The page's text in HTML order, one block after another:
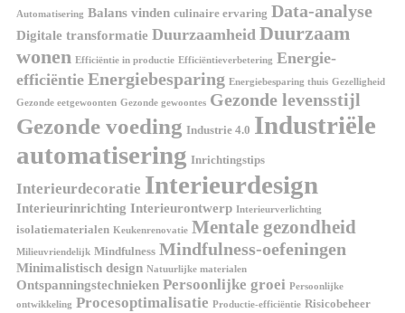
Automatisering Balans vinden culinaire ervaring Data-analyse
Digitale transformatie Duurzaamheid Duurzaam
wonen Efficiëntie in productie Efficiëntieverbetering Energie-
efficiëntie Energiebesparing Energiebesparing thuis Gezelligheid
Gezonde eetgewoonten Gezonde gewoontes Gezonde levensstijl
Gezonde voeding Industrie 4.0 Industriële
automatisering Inrichtingstips
Interieurdecoratie Interieurdesign
Interieurinrichting Interieurontwerp Interieurverlichting
isolatiematerialen Keukenrenovatie Mentale gezondheid
Milieuvriendelijk Mindfulness Mindfulness-oefeningen
Minimalistisch design Natuurlijke materialen
Ontspanningstechnieken Persoonlijke groei Persoonlijke
ontwikkeling Procesoptimalisatie Productie-efficiëntie Risicobeheer